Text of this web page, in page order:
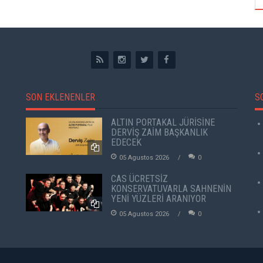
SON EKLENENLER
ALTIN PORTAKAL JÜRİSİNE
DERVİŞ ZAİM BAŞKANLIK
EDECEK
05 Agustos 2026 0
CAS ÜCRETSİZ
KONSERVATUVARLA SAHNENİN
YENİ YÜZLERİ ARANIYOR
05 Agustos 2026 0